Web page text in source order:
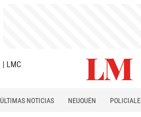
ÚLTIMAS NOTICIAS NEUQUÉN